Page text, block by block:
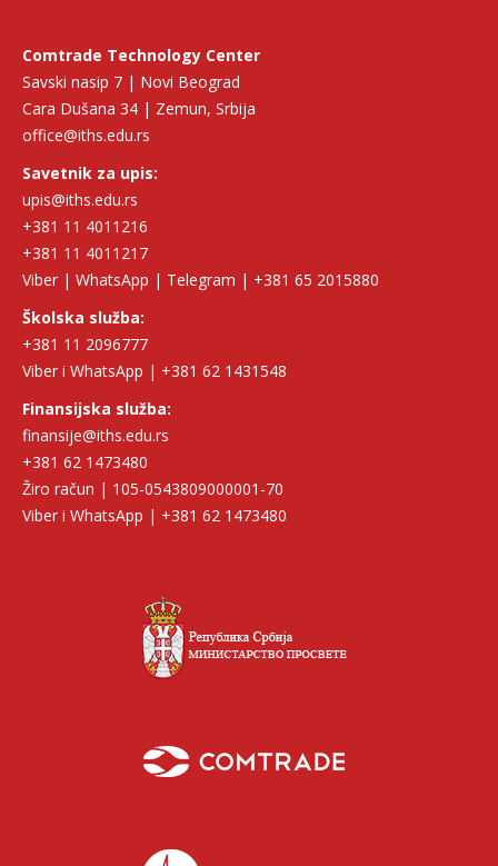
Comtrade Technology Center
Savski nasip 7 | Novi Beograd
Cara Dušana 34 | Zemun, Srbija
office@iths.edu.rs
Savetnik za upis:
upis@iths.edu.rs
+381 11 4011216
+381 11 4011217
Viber | WhatsApp | Telegram | +381 65 2015880
Školska služba:
+381 11 2096777
Viber i WhatsApp | +381 62 1431548
Finansijska služba:
finansije@iths.edu.rs
+381 62 1473480
Žiro račun | 105-0543809000001-70
Viber i WhatsApp | +381 62 1473480